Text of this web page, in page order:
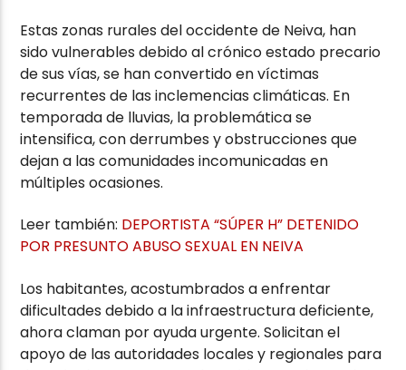
Estas zonas rurales del occidente de Neiva, han
sido vulnerables debido al crónico estado precario
de sus vías, se han convertido en víctimas
recurrentes de las inclemencias climáticas. En
temporada de lluvias, la problemática se
intensifica, con derrumbes y obstrucciones que
dejan a las comunidades incomunicadas en
múltiples ocasiones.
Leer también: DEPORTISTA “SÚPER H” DETENIDO
POR PRESUNTO ABUSO SEXUAL EN NEIVA
Los habitantes, acostumbrados a enfrentar
dificultades debido a la infraestructura deficiente,
ahora claman por ayuda urgente. Solicitan el
apoyo de las autoridades locales y regionales para